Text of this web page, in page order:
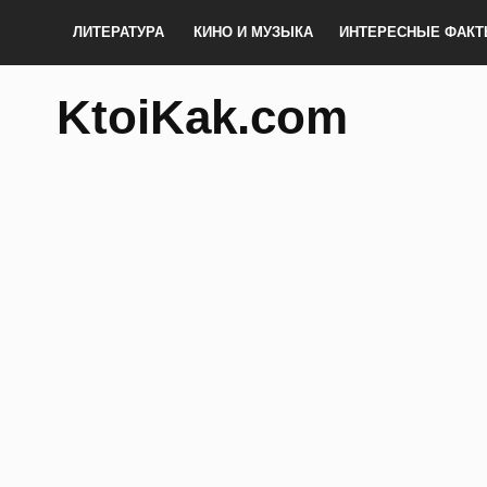
ЛИТЕРАТУРА КИНО И МУЗЫКА ИНТЕРЕСНЫЕ
KtoiKak.com